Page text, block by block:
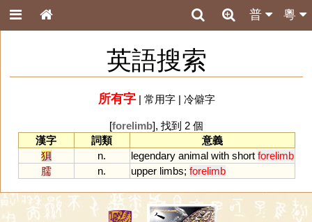
粵
普
英語搜索
所有字| 常用字| 冷僻字
[forelimb], 找到 2 個
漢字
詞類
意義
狽
n. legendary animal with short forelimb
臑
n. upper limbs; forelimb